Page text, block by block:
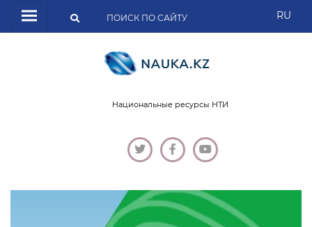
RU
Национальные ресурсы НТИ